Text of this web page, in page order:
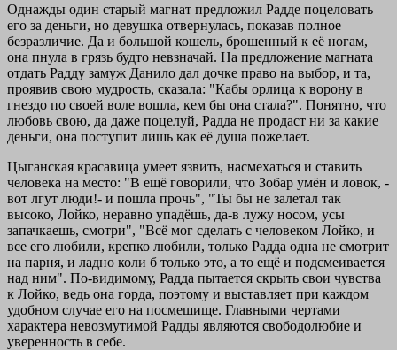
Однажды один старый магнат предложил Радде поцеловать
его за деньги, но девушка отвернулась, показав полное
безразличие. Да и большой кошель, брошенный к её ногам,
она пнула в грязь будто невзначай. На предложение магната
отдать Радду замуж Данило дал дочке право на выбор, и та,
проявив свою мудрость, сказала: "Кабы орлица к ворону в
гнездо по своей воле вошла, кем бы она стала?". Понятно, что
любовь свою, да даже поцелуй, Радда не продаст ни за какие
деньги, она поступит лишь как её душа пожелает.
Цыганская красавица умеет язвить, насмехаться и ставить
человека на место: "В ещё говорили, что Зобар умён и ловок, -
вот лгут люди!- и пошла прочь", "Ты бы не залетал так
высоко, Лойко, неравно упадёшь, да-в лужу носом, усы
запачкаешь, смотри", "Всё мог сделать с человеком Лойко, и
все его любили, крепко любили, только Радда одна не смотрит
на парня, и ладно коли б только это, а то ещё и подсмеивается
над ним". По-видимому, Радда пытается скрыть свои чувства
к Лойко, ведь она горда, поэтому и выставляет при каждом
удобном случае его на посмешище. Главными чертами
характера невозмутимой Радды являются свободолюбие и
уверенность в себе.